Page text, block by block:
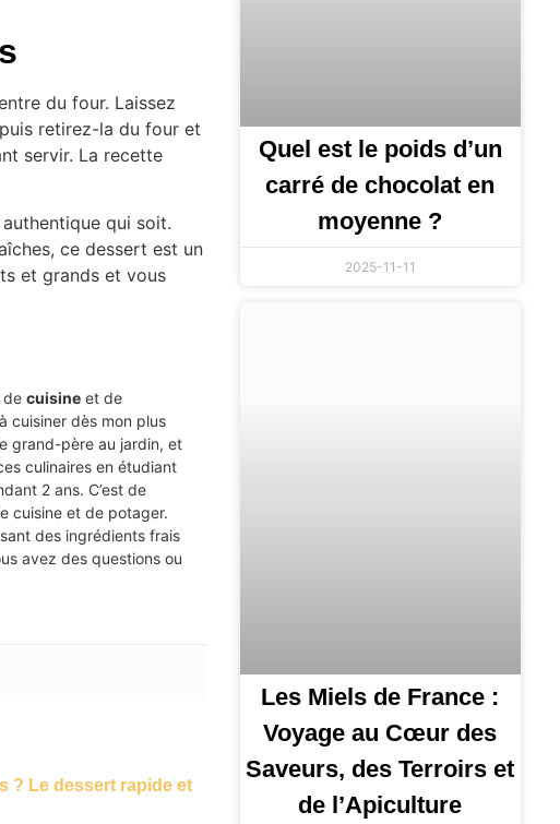
du four. Laissez
retirez-la du four et
servir. La recette
qui soit.
ce dessert est un
et grands et vous
decuisine et de
cuisiner dès mon plus
grand-père au jardin, et
culinaires en étudiant
2 ans. C’est de
cuisine et de potager.
des ingrédients frais
avez des questions ou
? Le dessert rapide et
Quel est le poids d’un
carré de chocolat en
moyenne ?
2025-11-11
Les Miels de France :
Voyage au Cœur des
Saveurs, des Terroirs et
de l’Apiculture